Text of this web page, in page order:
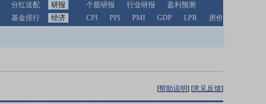
分红送配 研报 个股研报 行业研报
盈利预测
基金排行 经济 CPI PPI PMI GDP LPR 房价
[帮助说明] [意见反馈]